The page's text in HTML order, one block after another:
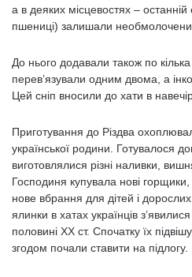
а в деяких місцевостях –
пшениці) залишали
До нього додавали також по кілька
перев’язували одним двома, а
Цей сніп вносили до хати в
Приготування до Різдва
української родини. Готувалося
виготовлялися різні наливки,
Господиня купувала нові
нове вбрання для дітей і
ялинки в хатах українців
половині ХХ ст. Спочатку їх
згодом почали ставити на підлогу.